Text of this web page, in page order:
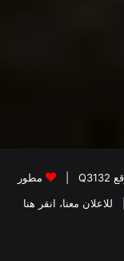
Q3132
مطور
للاعلان معنا، انقر هنا